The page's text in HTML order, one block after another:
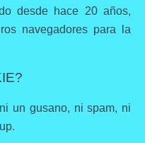
desde hace 20 años,
navegadores para la
un gusano, ni spam, ni